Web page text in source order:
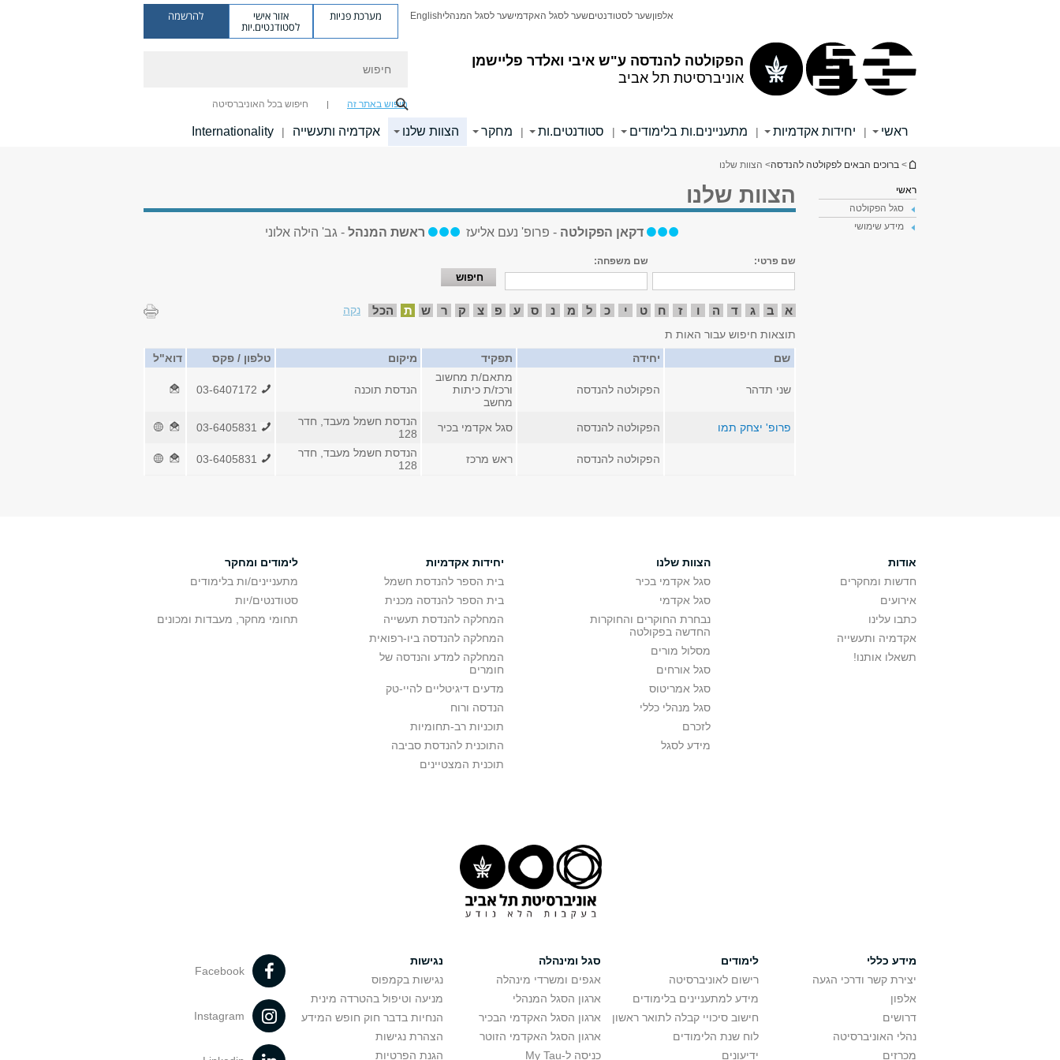
הפקולטה להנדסה ע"ש איבי ואלדר פליישמן
אוניברסיטת תל אביב
אלפוןשער לסטודנטיםשער לסגל האקדמישער לסגל המנהליEnglish מערכת פניות אזור אישי
לסטודנטים.יות
להרשמה
חיפוש באתר זה חיפוש בכל האוניברסיטה
ראשי | יחידות אקדמיות | מתעניינים.ות בלימודים | סטודנטים.ות | מחקר הצוות שלנו אקדמיה ותעשייה |
Internationality
הינך נמצא כאן
> ברוכים הבאים לפקולטה להנדסה> הצוות שלנו
ראשי
סגל הפקולטה
מידע שימושי
הצוות שלנו
דקאן הפקולטה - פרופ' נעם אליעז ראשת המנהל - גב' הילה אלוני
שם פרטי: שם משפחה:
א ב ג ד ה ו ז ח ט י כ ל מ נ ס ע פ צ ק ר ש ת הכל
נקה
תוצאות חיפוש עבור האות ת
שם
יחידה תפקיד מיקום טלפון / פקס דוא"ל
שני תדהר הפקולטה להנדסה
מתאם/ת מחשוב
ורכז/ת כיתות
מחשב
הנדסת תוכנה
פרופ' יצחק תמו הפקולטה להנדסה סגל אקדמי בכיר
הנדסת חשמל מעבד, חדר
128
הפקולטה להנדסה ראש מרכז
הנדסת חשמל מעבד, חדר
128
אודות
חדשות ומחקרים
אירועים
כתבו עלינו
אקדמיה ותעשייה
תשאלו אותנו!
הצוות שלנו
סגל אקדמי בכיר
סגל אקדמי
נבחרת החוקרים והחוקרות
החדשה בפקולטה
מסלול מורים
סגל אורחים
סגל אמריטוס
סגל מנהלי כללי
לזכרם
מידע לסגל
יחידות אקדמיות
בית הספר להנדסת חשמל
בית הספר להנדסה מכנית
המחלקה להנדסת תעשייה
המחלקה להנדסה ביו-רפואית
המחלקה למדע והנדסה של
חומרים
מדעים דיגיטליים להיי-טק
הנדסה ורוח
תוכניות רב-תחומיות
התוכנית להנדסת סביבה
תוכנית המצטיינים
לימודים ומחקר
מתעניינים/ות בלימודים
סטודנטים/יות
תחומי מחקר, מעבדות ומכונים
מידע כללי
יצירת קשר ודרכי הגעה
אלפון
דרושים
נהלי האוניברסיטה
מכרזים
לימודים
רישום לאוניברסיטה
מידע למתעניינים בלימודים
חישוב סיכויי קבלה לתואר ראשון
לוח שנת הלימודים
ידיעונים
סגל ומינהלה
אגפים ומשרדי מינהלה
ארגון הסגל המנהלי
ארגון הסגל האקדמי הבכיר
ארגון הסגל האקדמי הזוטר
כניסה ל-My Tau
נגישות
נגישות בקמפוס
מניעה וטיפול בהטרדה מינית
הנחיות בדבר חוק חופש המידע
הצהרת נגישות
הגנת הפרטיות
Facebook
Instagram